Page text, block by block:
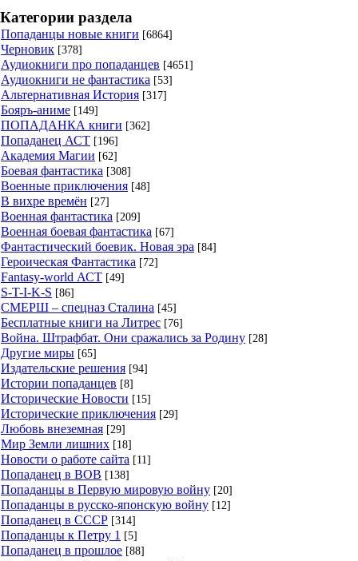
Категории раздела
Попаданцы новые книги [6864]
Черновик [378]
Аудиокниги про попаданцев [4651]
Аудиокниги не фантастика [53]
Альтернативная История [317]
Бояръ-аниме [149]
ПОПАДАНКА книги [362]
Попаданец АСТ [196]
Академия Магии [62]
Боевая фантастика [308]
Военные приключения [48]
В вихре времён [27]
Военная фантастика [209]
Военная боевая фантастика [67]
Фантастический боевик. Новая эра [84]
Героическая Фантастика [72]
Fantasy-world АСТ [49]
S-T-I-K-S [86]
СМЕРШ – спецназ Сталина [45]
Бесплатные книги на Литрес [76]
Война. Штрафбат. Они сражались за Родину [28]
Другие миры [65]
Издательские решения [94]
Истории попаданцев [8]
Исторические Новости [15]
Исторические приключения [29]
Любовь внеземная [29]
Мир Земли лишних [18]
Новости о работе сайта [11]
Попаданец в ВОВ [138]
Попаданцы в Первую мировую войну [20]
Попаданцы в русско-японскую войну [12]
Попаданец в СССР [314]
Попаданцы к Петру 1 [5]
Попаданец в прошлое [88]